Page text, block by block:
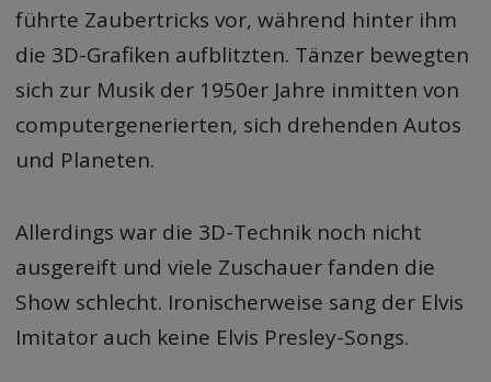
führte Zaubertricks vor, während hinter ihm
die 3D-Grafiken aufblitzten. Tänzer bewegten
sich zur Musik der 1950er Jahre inmitten von
computergenerierten, sich drehenden Autos
und Planeten.
Allerdings war die 3D-Technik noch nicht
ausgereift und viele Zuschauer fanden die
Show schlecht. Ironischerweise sang der Elvis
Imitator auch keine Elvis Presley-Songs.